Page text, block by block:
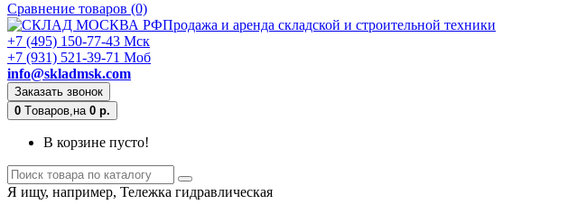
Сравнение товаров (0)
Продажа и аренда складской и строительной техники
+7 (495) 150-77-43 Мск
+7 (931) 521-39-71 Моб
info@skladmsk.com
Заказать звонок
0 Tоваров,на 0 р.
В корзине пусто!
Я ищу, например, Тележка гидравлическая